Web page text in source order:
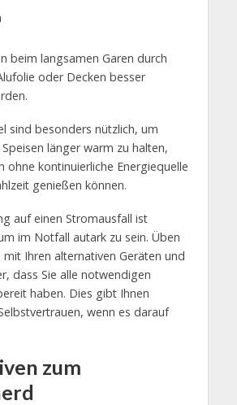
beim langsamen Garen durch
oder Decken besser
sind besonders nützlich, um
länger warm zu halten,
ohne kontinuierliche Energiequelle
genießen können.
auf einen Stromausfall ist
im Notfall autark zu sein. Üben
mit Ihren alternativen Geräten und
dass Sie alle notwendigen
haben. Dies gibt Ihnen
wenn es darauf
zum